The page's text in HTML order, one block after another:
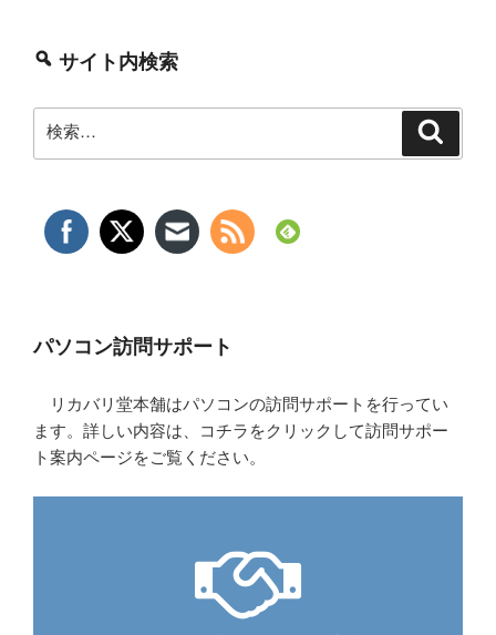
サイト内検索
索:
パソコン訪問サポート
リカバリ堂本舗はパソコンの訪問サポートを行ってい
ます。詳しい内容は、コチラをクリックして訪問サポー
ト案内ページをご覧ください。